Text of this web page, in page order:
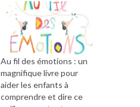
Au fil des émotions : un
magnifique livre pour
aider les enfants à
comprendre et dire ce